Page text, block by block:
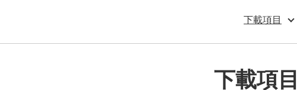
下載項目
下載項目